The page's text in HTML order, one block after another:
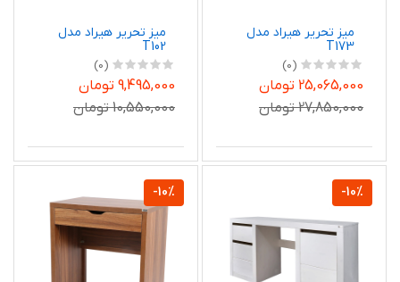
میز تحریر هیراد مدل
T173
(0)
25,065,000 تومان
27,850,000 تومان
میز تحریر هیراد مدل
T102
(0)
9,495,000 تومان
10,550,000 تومان
-10%
-10%